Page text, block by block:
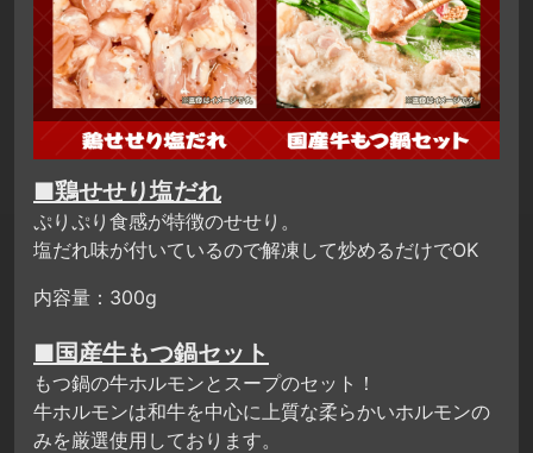
■鶏せせり塩だれ
ぷりぷり食感が特徴のせせり。
塩だれ味が付いているので解凍して炒めるだけでOK
内容量：300g
■国産牛もつ鍋セット
もつ鍋の牛ホルモンとスープのセット！
牛ホルモンは和牛を中心に上質な柔らかいホルモンの
みを厳選使用しております。